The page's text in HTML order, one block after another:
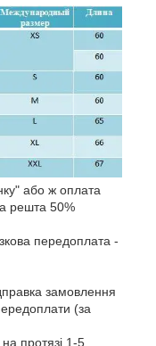
або ж оплата
решта 50%
передоплата -
замовлення
(за
протязі 1-5